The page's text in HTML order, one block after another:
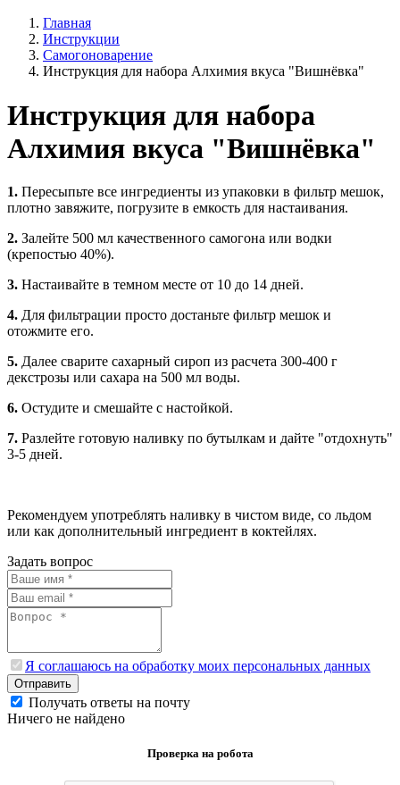
Главная
Инструкции
Самогоноварение
Инструкция для набора Алхимия вкуса "Вишнёвка"
Инструкция для набора
Алхимия вкуса "Вишнёвка"
1. Пересыпьте все ингредиенты из упаковки в фильтр мешок,
плотно завяжите, погрузите в емкость для настаивания.
2. Залейте 500 мл качественного самогона или водки
(крепостью 40%).
3. Настаивайте в темном месте от 10 до 14 дней.
4. Для фильтрации просто достаньте фильтр мешок и
отожмите его.
5. Далее сварите сахарный сироп из расчета 300-400 г
декстрозы или сахара на 500 мл воды.
6. Остудите и смешайте с настойкой.
7. Разлейте готовую наливку по бутылкам и дайте "отдохнуть"
3-5 дней.
Рекомендуем употреблять наливку в чистом виде, со льдом
или как дополнительный ингредиент в коктейлях.
Задать вопрос
Я соглашаюсь на обработку моих персональных данных
Отправить
Получать ответы на почту
Ничего не найдено
Проверка на робота